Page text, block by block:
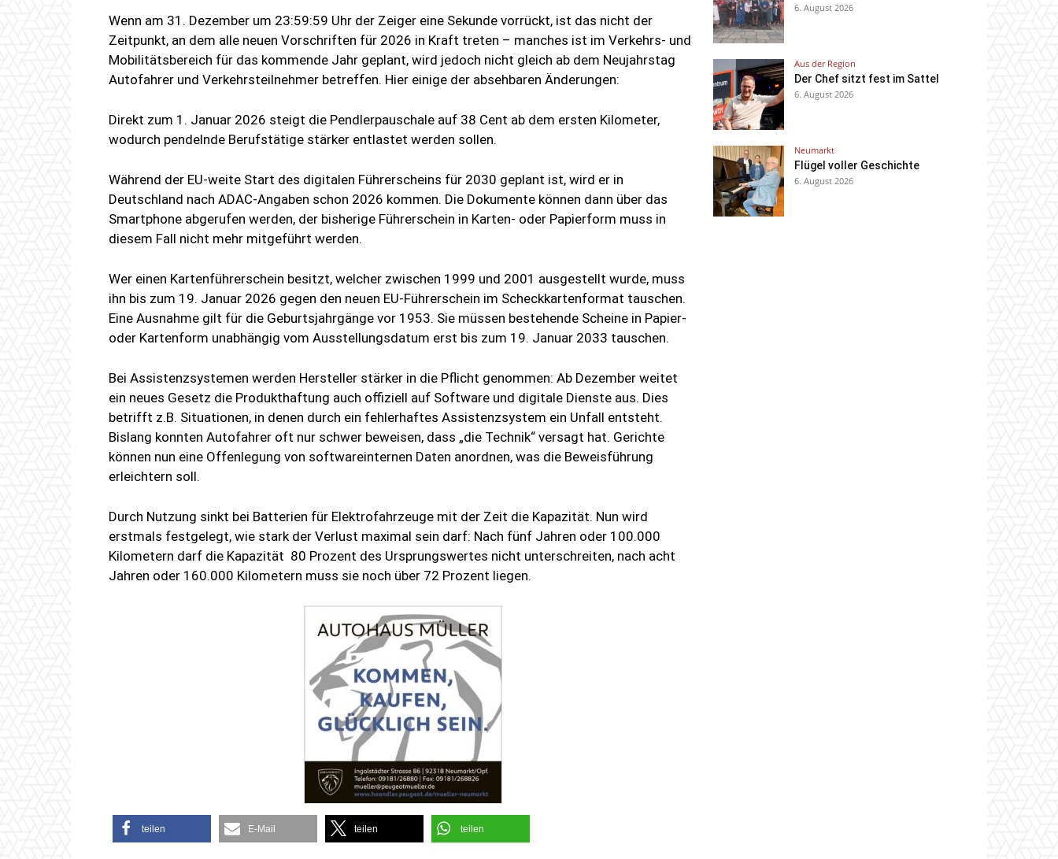
Wenn am 31. Dezember um 23:59:59 Uhr der Zeiger eine Sekunde vorrückt, ist das nicht der
Zeitpunkt, an dem alle neuen Vorschriften für 2026 in Kraft treten – manches ist im Verkehrs- und
Mobilitätsbereich für das kommende Jahr geplant, wird jedoch nicht gleich ab dem Neujahrstag
Autofahrer und Verkehrsteilnehmer betreffen. Hier einige der absehbaren Änderungen:
Direkt zum 1. Januar 2026 steigt die Pendlerpauschale auf 38 Cent ab dem ersten Kilometer,
wodurch pendelnde Berufstätige stärker entlastet werden sollen.
Während der EU-weite Start des digitalen Führerscheins für 2030 geplant ist, wird er in
Deutschland nach ADAC-Angaben schon 2026 kommen. Die Dokumente können dann über das
Smartphone abgerufen werden, der bisherige Führerschein in Karten- oder Papierform muss in
diesem Fall nicht mehr mitgeführt werden.
Wer einen Kartenführerschein besitzt, welcher zwischen 1999 und 2001 ausgestellt wurde, muss
ihn bis zum 19. Januar 2026 gegen den neuen EU-Führerschein im Scheckkartenformat tauschen.
Eine Ausnahme gilt für die Geburtsjahrgänge vor 1953. Sie müssen bestehende Scheine in Papier-
oder Kartenform unabhängig vom Ausstellungsdatum erst bis zum 19. Januar 2033 tauschen.
Bei Assistenzsystemen werden Hersteller stärker in die Pflicht genommen: Ab Dezember weitet
ein neues Gesetz die Produkthaftung auch offiziell auf Software und digitale Dienste aus. Dies
betrifft z.B. Situationen, in denen durch ein fehlerhaftes Assistenzsystem ein Unfall entsteht.
Bislang konnten Autofahrer oft nur schwer beweisen, dass „die Technik“ versagt hat. Gerichte
können nun eine Offenlegung von softwareinternen Daten anordnen, was die Beweisführung
erleichtern soll.
Durch Nutzung sinkt bei Batterien für Elektrofahrzeuge mit der Zeit die Kapazität. Nun wird
erstmals festgelegt, wie stark der Verlust maximal sein darf: Nach fünf Jahren oder 100.000
Kilometern darf die Kapazität 80 Prozent des Ursprungswertes nicht unterschreiten, nach acht
Jahren oder 160.000 Kilometern muss sie noch über 72 Prozent liegen.
teilen E-Mail teilen teilen
6. August 2026
Aus der Region
Der Chef sitzt fest im Sattel
6. August 2026
Neumarkt
Flügel voller Geschichte
6. August 2026